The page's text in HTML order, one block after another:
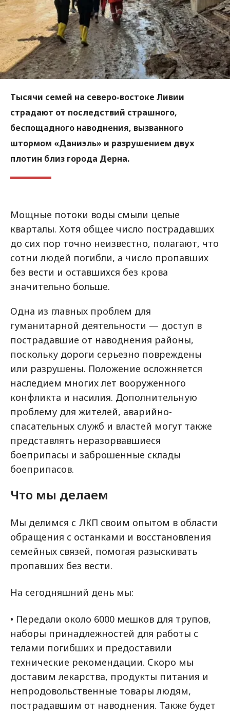
Тысячи семей на северо-востоке Ливии
страдают от последствий страшного,
беспощадного наводнения, вызванного
штормом «Даниэль» и разрушением двух
плотин близ города Дерна.
Мощные потоки воды смыли целые
кварталы. Хотя общее число пострадавших
до сих пор точно неизвестно, полагают, что
сотни людей погибли, а число пропавших
без вести и оставшихся без крова
значительно больше.
Одна из главных проблем для
гуманитарной деятельности — доступ в
пострадавшие от наводнения районы,
поскольку дороги серьезно повреждены
или разрушены. Положение осложняется
наследием многих лет вооруженного
конфликта и насилия. Дополнительную
проблему для жителей, аварийно-
спасательных служб и властей могут также
представлять неразорвавшиеся
боеприпасы и заброшенные склады
боеприпасов.
Что мы делаем
Мы делимся с ЛКП своим опытом в области
обращения с останками и восстановления
семейных связей, помогая разыскивать
пропавших без вести.
На сегодняшний день мы:
• Передали около 6000 мешков для трупов,
наборы принадлежностей для работы с
телами погибших и предоставили
технические рекомендации. Скоро мы
доставим лекарства, продукты питания и
непродовольственные товары людям,
пострадавшим от наводнения. Также будет